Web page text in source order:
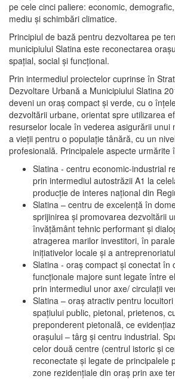
pe cele cinci paliere: economic,
mediu şi schimbări climatice.
Principiul de bază pentru dezvoltarea pe
municipiului Slatina este reconectarea
spaţial, social şi funcţional.
Prin intermediul proiectelor cuprinse în
Dezvoltare Urbană a Municipiului Slatina
deveni un oraş compact şi verde, cu o
dezvoltării urbane, orientat spre utilizarea
resurselor locale în vederea asigurării unui
a vieţii pentru o populaţie tânără, cu un
profesională. Principalele aspecte urmărite
Slatina - centru economic-industrial
prin intermediul autostrăzii A1 la
producţie de interes naţional din
Slatina – centru de excelenţă în
sprijinirea şi promovarea dezvoltării
învăţământ tehnic performant şi
atragerea marilor investitori, în
iniţiativelor locale şi a
Slatina - oraş compact şi conectat în
funcţionale majore sunt legate între
prin intermediul unor axe/ circulații
Slatina – oraş atractiv pentru
spaţiului public, pietonal, prietenos,
preponderent pietonală, ce
oraşului – târg şi centru industrial.
celor două centre (centrul istoric şi
reconectate şi legate de principalele
zone rezidenţiale din oraş prin axe